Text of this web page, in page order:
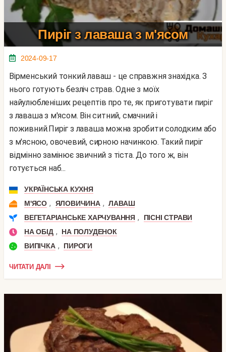
Пиріг з лаваша з м'ясом
2024-09-17
Вірменський тонкий лаваш - це справжня знахідка. З
нього готують безліч страв. Одне з моїх
найулюбленіших рецептів про те, як приготувати пиріг
з лаваша з м'ясом. Він ситний, смачний і
поживний.Пиріг з лаваша можна зробити солодким або
з м'ясною, овочевий, сирною начинкою. Такий пиріг
відмінно замінює звичний з тіста. До того ж, він
готується наб...
УКРАЇНСЬКА КУХНЯ
М'ЯСО , ЯЛОВИЧИНА , ЛАВАШ
ВЕГЕТАРІАНСЬКЕ ХАРЧУВАННЯ ,
ПІСНІ СТРАВИ
НА ОБІД ,
НА ПОЛУДЕНОК
ВИПІЧКА , ПИРОГИ
ЧИТАТИ ДАЛІ